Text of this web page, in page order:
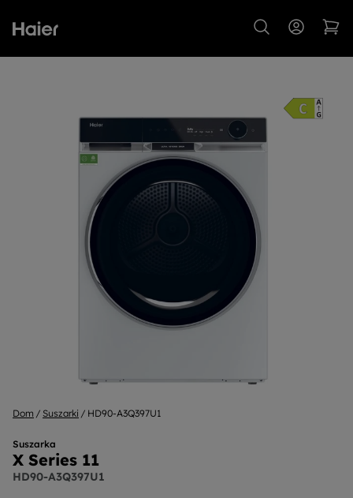
Dom Suszarki HD90-A3Q397U1
Suszarka
X Series 11
HD90-A3Q397U1